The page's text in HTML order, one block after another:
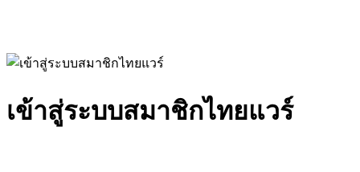
เข้าสู่ระบบสมาชิกไทยแวร์